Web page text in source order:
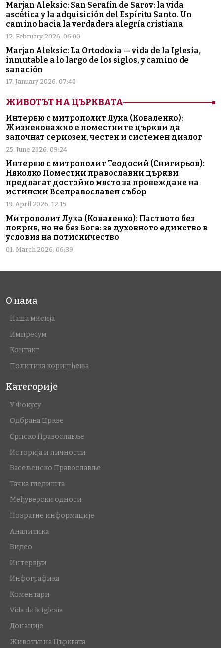
Marjan Aleksic: San Serafín de Sarov: la vida
ascética y la adquisición del Espíritu Santo. Un
camino hacia la verdadera alegría cristiana
12. February 2026. 06:00
Marjan Aleksic: La Ortodoxia — vida de la Iglesia,
inmutable a lo largo de los siglos, y camino de
sanación
17. January 2026. 07:40
ЖИВОТЪТ НА ЦЪРКВАТА
Интервю с митрополит Лука (Коваленко):
Жизненоважно е поместните църкви да
започнат сериозен, честен и системен диалог
25. June 2026. 09:24
Интервю с митрополит Теодосий (Снигирьов):
Няколко Поместни православни църкви
предлагат достойно място за провеждане на
истински Всеправославен събор
19. April 2026. 12:15
Митрополит Лука (Коваленко): Паството без
покрив, но не без Бога: за духовното единство в
условия на потисничество
01. March 2026. 06:39
О нама
Наша мисија
Импресум
Контакт
Политика коришћења
Категорије
У Фокусу
Одбрана Цркве
Српско Православље
Историја и личности
Васељенско Православље
Тачка гледишта
Међуверски односи
Повратне информације
Аналитика
Видео
Интервјуи
Инфографика
Коментари
Vida de la Iglesia
Донације
Животът на Църквата